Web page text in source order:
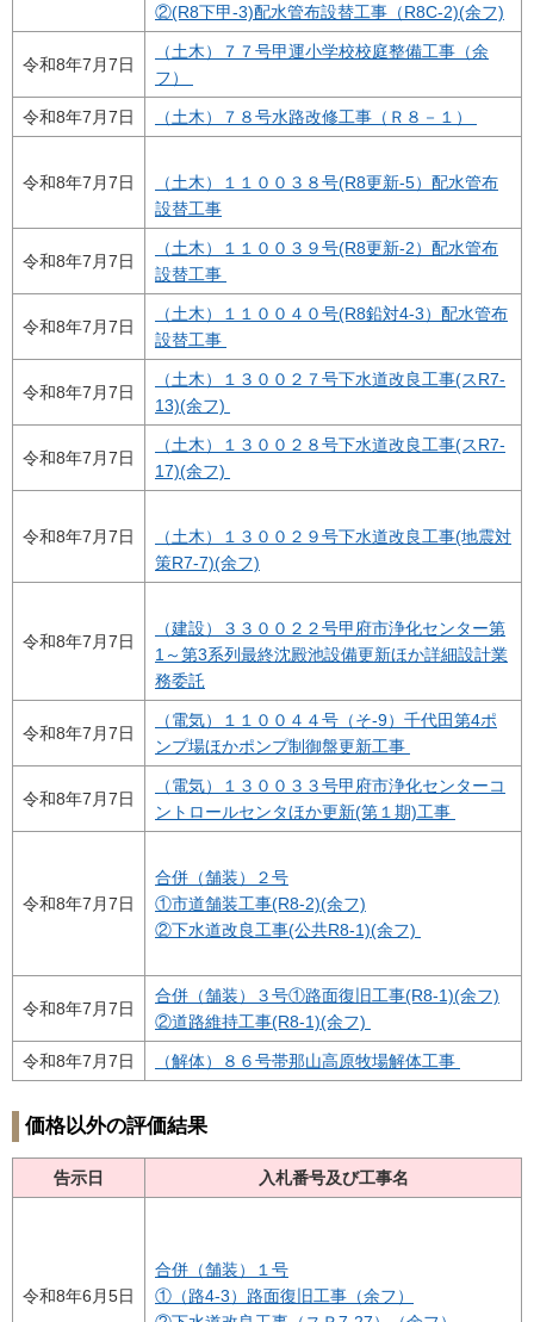
②(R8下甲-3)配水管布設替工事（R8C-2)(余フ)
令和8年7月7日
（土木）７７号甲運小学校校庭整備工事（余
フ）
令和8年7月7日 （土木）７８号水路改修工事（Ｒ８－１）
令和8年7月7日
（土木）１１００３８号(R8更新-5）配水管布
設替工事
令和8年7月7日
（土木）１１００３９号(R8更新-2）配水管布
設替工事
令和8年7月7日
（土木）１１００４０号(R8鉛対4-3）配水管布
設替工事
令和8年7月7日
（土木）１３００２７号下水道改良工事(スR7-
13)(余フ)
令和8年7月7日
（土木）１３００２８号下水道改良工事(スR7-
17)(余フ)
令和8年7月7日
（土木）１３００２９号下水道改良工事(地震対
策R7-7)(余フ)
令和8年7月7日
（建設）３３００２２号甲府市浄化センター第
1～第3系列最終沈殿池設備更新ほか詳細設計業
務委託
令和8年7月7日
（電気）１１００４４号（そ-9）千代田第4ポ
ンプ場ほかポンプ制御盤更新工事
令和8年7月7日
（電気）１３００３３号甲府市浄化センターコ
ントロールセンタほか更新(第１期)工事
令和8年7月7日
合併（舗装）２号
①市道舗装工事(R8-2)(余フ)
②下水道改良工事(公共R8-1)(余フ)
令和8年7月7日
合併（舗装）３号①路面復旧工事(R8-1)(余フ)
②道路維持工事(R8-1)(余フ)
令和8年7月7日 （解体）８６号帯那山高原牧場解体工事
価格以外の評価結果
告示日 入札番号及び工事名
令和8年6月5日
合併（舗装）１号
①（路4-3）路面復旧工事（余フ）